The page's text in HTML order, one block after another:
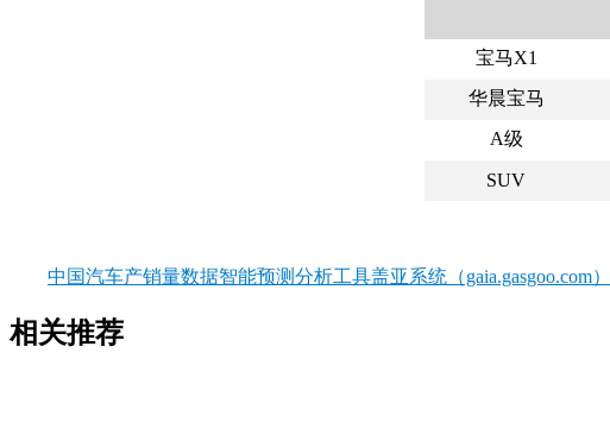
宝马X1
华晨宝马
A级
SUV
中国汽车产销量数据智能预测分析工具盖亚系统（gaia.gasgoo.com）
相关推荐